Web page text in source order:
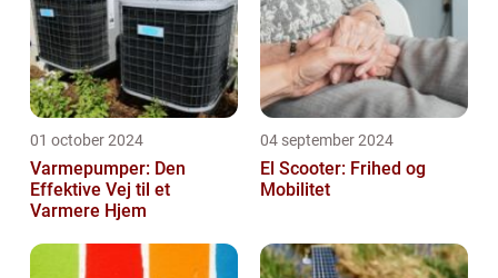
01 october 2024
Varmepumper: Den
Effektive Vej til et
Varmere Hjem
04 september 2024
El Scooter: Frihed og
Mobilitet